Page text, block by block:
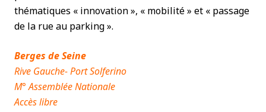
thématiques « innovation », « mobilité » et « passage
de la rue au parking ».
Berges de Seine
Rive Gauche-Port Solferino
M° Assemblée Nationale
Accès libre